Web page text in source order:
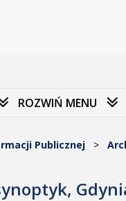
ROZWIŃ MENU
Publicznej >